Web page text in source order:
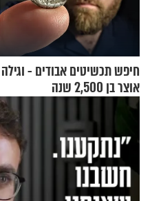
חיפש תכשיטים אבודים - וגילה
אוצר בן 2,500 שנה